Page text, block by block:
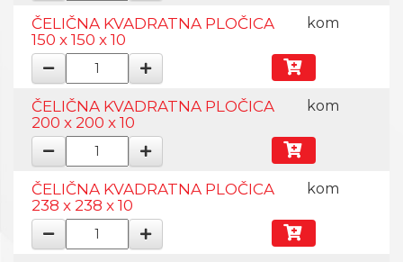
ČELIČNA KVADRATNA PLOČICA
150 x 150 x 10
kom
ČELIČNA KVADRATNA PLOČICA
200 x 200 x 10
kom
ČELIČNA KVADRATNA PLOČICA
238 x 238 x 10
kom